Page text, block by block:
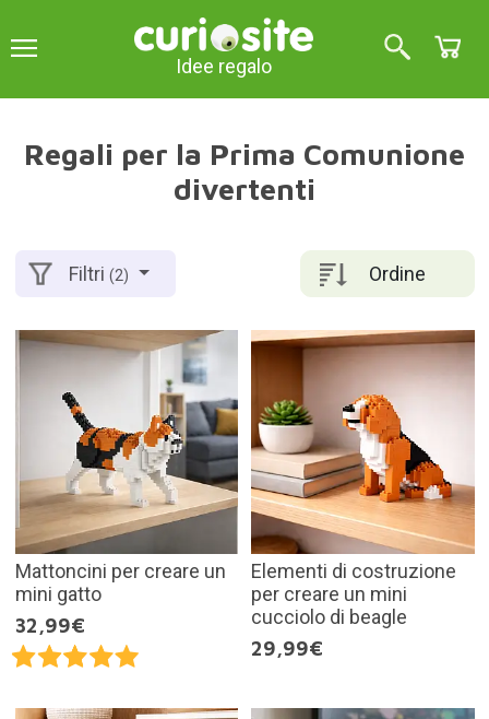
Idee regalo
Regali per la Prima Comunione
divertenti
Ordine
Filtri(2)
Mattoncini per creare un
mini gatto
32,99€
Elementi di costruzione
per creare un mini
cucciolo di beagle
29,99€